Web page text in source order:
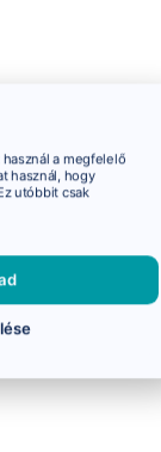
a megfelelő
használ, hogy
utóbbit csak